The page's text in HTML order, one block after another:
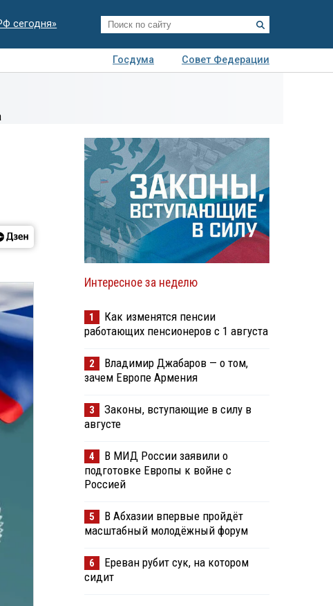
сегодня»
Госдума
Совет Федерации
Интересное за неделю
1
Как изменятся пенсии
работающих пенсионеров с 1 августа
2
Владимир Джабаров — о том,
зачем Европе Армения
3
Законы, вступающие в силу в
августе
4
В МИД России заявили о
подготовке Европы к войне с
Россией
5
В Абхазии впервые пройдёт
масштабный молодёжный форум
6
Ереван рубит сук, на котором
сидит